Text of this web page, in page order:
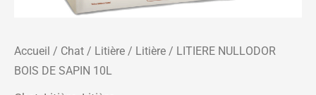
Accueil / Chat / Litière / Litière / LITIERE NULLODOR
BOIS DE SAPIN 10L